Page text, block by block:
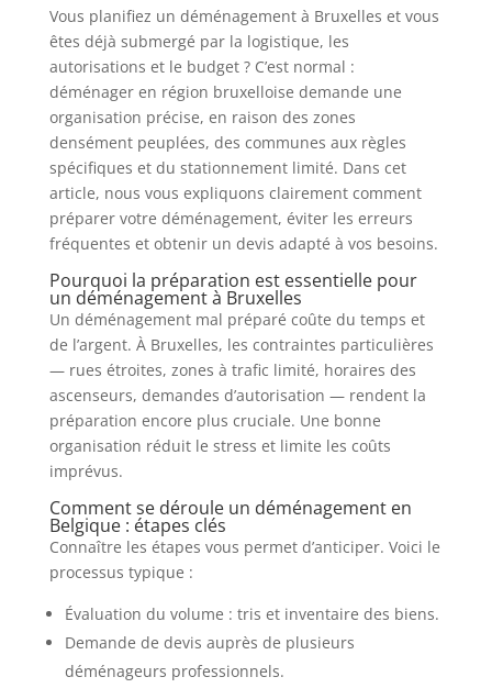
Vous planifiez un déménagement à Bruxelles et vous
êtes déjà submergé par la logistique, les
autorisations et le budget ? C’est normal :
déménager en région bruxelloise demande une
organisation précise, en raison des zones
densément peuplées, des communes aux règles
spécifiques et du stationnement limité. Dans cet
article, nous vous expliquons clairement comment
préparer votre déménagement, éviter les erreurs
fréquentes et obtenir un devis adapté à vos besoins.
Pourquoi la préparation est essentielle pour
un déménagement à Bruxelles
Un déménagement mal préparé coûte du temps et
de l’argent. À Bruxelles, les contraintes particulières
— rues étroites, zones à trafic limité, horaires des
ascenseurs, demandes d’autorisation — rendent la
préparation encore plus cruciale. Une bonne
organisation réduit le stress et limite les coûts
imprévus.
Comment se déroule un déménagement en
Belgique : étapes clés
Connaître les étapes vous permet d’anticiper. Voici le
processus typique :
Évaluation du volume : tris et inventaire des biens.
Demande de devis auprès de plusieurs
déménageurs professionnels.